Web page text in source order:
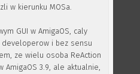
w kierunku MOSa.
GUI w AmigaOS, caly
i bez sensu
ze wielu osoba ReAction
AmigaOS 3.9, ale aktualnie,